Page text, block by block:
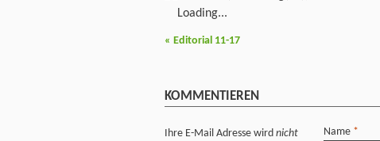
Loading...
« Editorial 11-17
KOMMENTIEREN
Ihre E-Mail Adresse wird nicht
Name *